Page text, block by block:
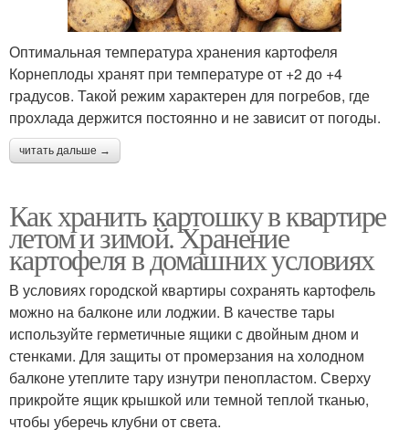
Оптимальная температура хранения картофеля
Корнеплоды хранят при температуре от +2 до +4
градусов. Такой режим характерен для погребов, где
прохлада держится постоянно и не зависит от погоды.
читать дальше →
Как хранить картошку в квартире
летом и зимой. Хранение
картофеля в домашних условиях
В условиях городской квартиры сохранять картофель
можно на балконе или лоджии. В качестве тары
используйте герметичные ящики с двойным дном и
стенками. Для защиты от промерзания на холодном
балконе утеплите тару изнутри пенопластом. Сверху
прикройте ящик крышкой или темной теплой тканью,
чтобы уберечь клубни от света.